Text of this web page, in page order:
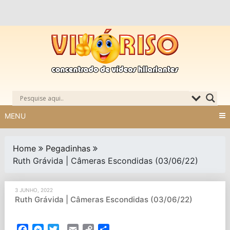
MENU
Home
Pegadinhas
Ruth Grávida | Câmeras Escondidas (03/06/22)
3 JUNHO, 2022
Ruth Grávida | Câmeras Escondidas (03/06/22)